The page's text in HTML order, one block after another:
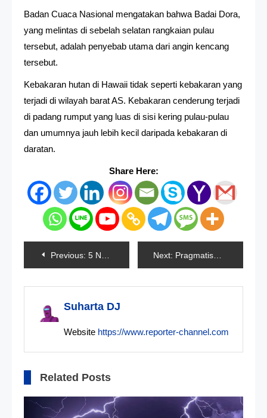
Badan Cuaca Nasional mengatakan bahwa Badai Dora,
yang melintas di sebelah selatan rangkaian pulau
tersebut, adalah penyebab utama dari angin kencang
tersebut.
Kebakaran hutan di Hawaii tidak seperti kebakaran yang
terjadi di wilayah barat AS. Kebakaran cenderung terjadi
di padang rumput yang luas di sisi kering pulau-pulau
dan umumnya jauh lebih kecil daripada kebakaran di
daratan.
Share Here:
Navigasi
pos
Previous: 5 Nama Cawapres Untuk Anies Baswedan Next: Pragmatisme Vs Ideologis (Sebuah Tantangan Dalam Mewujudkan Gagasan Besar NKRI)
Suharta DJ
Website https://www.reporter-channel.com
Related Posts